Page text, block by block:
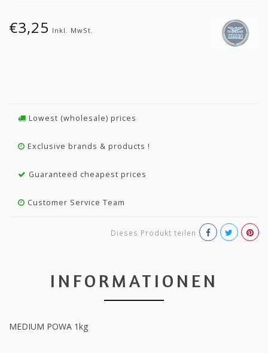
€3,25 Inkl. MwSt.
Lowest (wholesale) prices
Exclusive brands & products !
Guaranteed cheapest prices
Customer Service Team
Dieses Produkt teilen
INFORMATIONEN
MEDIUM POWA 1kg